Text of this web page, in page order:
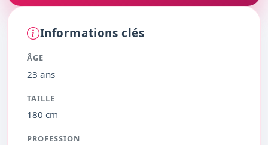
Informations clés
ÂGE
23 ans
TAILLE
180 cm
PROFESSION